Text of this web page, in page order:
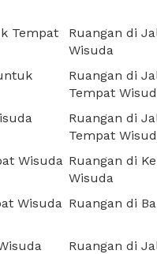
Tempat
Ruangan di
Wisuda
Ruangan di
Tempat
Ruangan di
Tempat
Wisuda Ruangan di
Wisuda
Wisuda Ruangan di
Ruangan di